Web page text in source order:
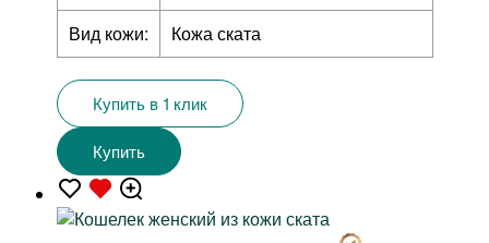
Вид кожи:
Кожа ската
Купить в 1 клик
Купить